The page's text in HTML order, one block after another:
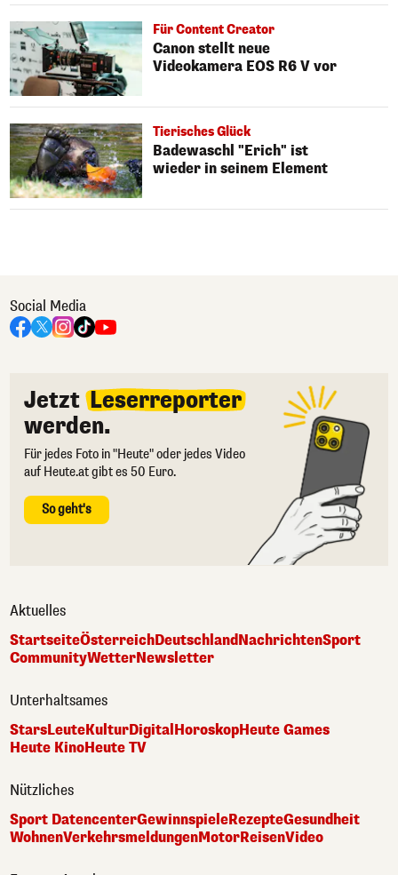
Für Content Creator
Canon stellt neue
Videokamera EOS R6 V vor
Tierisches Glück
Badewaschl "Erich" ist
wieder in seinem Element
Social Media
Jetzt Leserreporter
werden.
Für jedes Foto in "Heute" oder jedes Video
auf Heute.at gibt es 50 Euro.
So geht's
Aktuelles
StartseiteÖsterreichDeutschlandNachrichtenSport
CommunityWetterNewsletter
Unterhaltsames
StarsLeuteKulturDigital HoroskopHeute Games
Heute KinoHeute TV
Nützliches
Sport DatencenterGewinnspieleRezepteGesundheit
WohnenVerkehrsmeldungenMotorReisenVideo